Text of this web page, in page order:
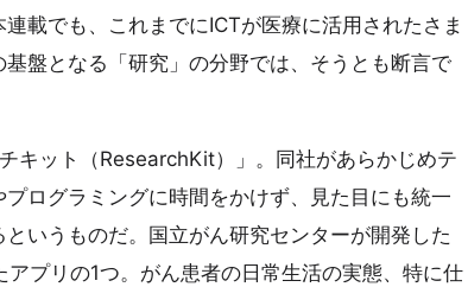
載でも、これまでにICTが医療に活用されたさま
盤となる「研究」の分野では、そうとも断言で
キット（ResearchKit）」。同社があらかじめテ
ログラミングに時間をかけず、見た目にも統一
いうものだ。国立がん研究センターが開発した
プリの1つ。がん患者の日常生活の実態、特に仕